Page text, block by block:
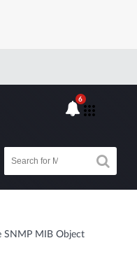
6
SNMP MIB Object